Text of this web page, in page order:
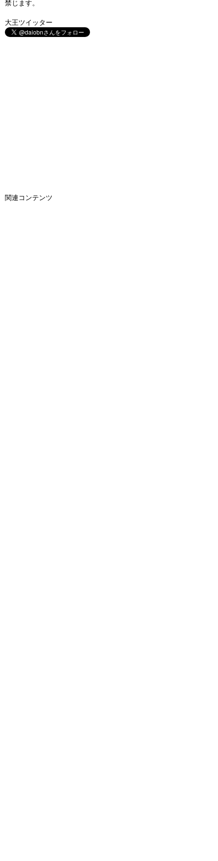
禁じます。
大王ツイッター
関連コンテンツ